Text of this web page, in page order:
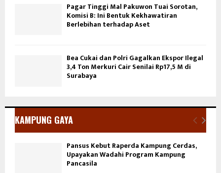
Pagar Tinggi Mal Pakuwon Tuai Sorotan,
Komisi B: Ini Bentuk Kekhawatiran
Berlebihan terhadap Aset
Bea Cukai dan Polri Gagalkan Ekspor Ilegal
3,4 Ton Merkuri Cair Senilai Rp17,5 M di
Surabaya
KAMPUNG GAYA
Pansus Kebut Raperda Kampung Cerdas,
Upayakan Wadahi Program Kampung
Pancasila